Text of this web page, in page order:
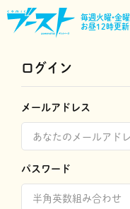
毎週火曜•金曜
お昼12時更新
ログイン
メールアドレス
パスワード